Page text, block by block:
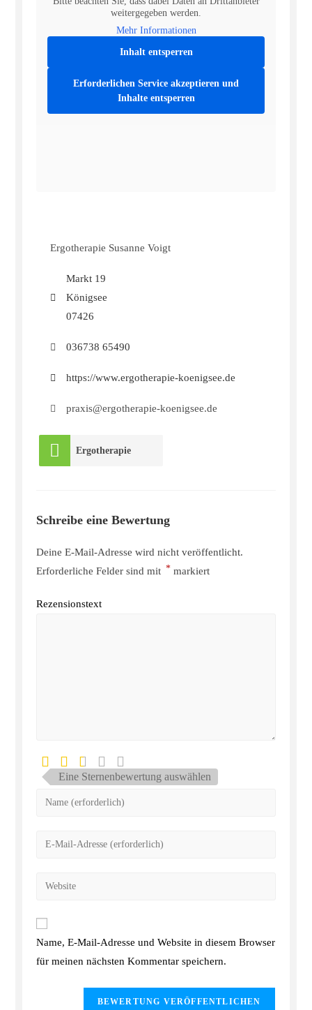
weitergegeben werden.
Mehr Informationen
Inhalt entsperren
Erforderlichen Service akzeptieren und
Inhalte entsperren
Ergotherapie Susanne Voigt
Markt 19
Königsee
07426
036738 65490
https://www.ergotherapie-koenigsee.de
praxis@ergotherapie-koenigsee.de
Ergotherapie
Schreibe eine Bewertung
Deine E-Mail-Adresse wird nicht veröffentlicht.
Erforderliche Felder sind mit * markiert
Rezensionstext
Eine Sternenbewertung auswählen
Name, E-Mail-Adresse und Website in diesem Browser
für meinen nächsten Kommentar speichern.